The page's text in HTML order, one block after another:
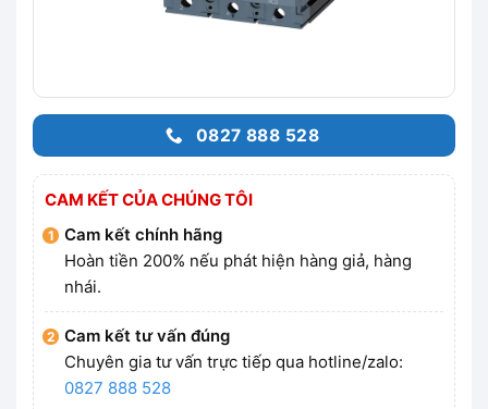
0827 888 528
CAM KẾT CỦA CHÚNG TÔI
Cam kết chính hãng
Hoàn tiền 200% nếu phát hiện hàng giả, hàng
nhái.
Cam kết tư vấn đúng
Chuyên gia tư vấn trực tiếp qua hotline/zalo:
0827 888 528